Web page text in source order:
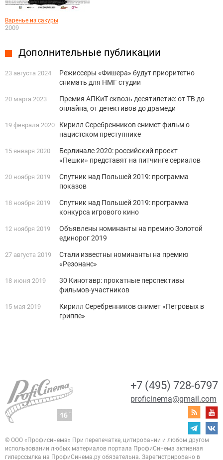
Варенье из сакуры
2009
Дополнительные публикации
23 августа 2024
Режиссеры «Фишера» будут приоритетно
снимать для НМГ студии
20 марта 2023
Премия АПКиТ сквозь десятилетие: от ТВ до
онлайна, от детективов до драмеди
19 февраля 2020
Кирилл Серебренников снимет фильм о
нацистском преступнике
15 января 2020
Берлинале 2020: российский проект
«Пешки» представят на питчинге сериалов
20 ноября 2019
Спутник над Польшей 2019: программа
показов
18 ноября 2019
Спутник над Польшей 2019: программа
конкурса игрового кино
12 ноября 2019
Объявлены номинанты на премию Золотой
единорог 2019
27 августа 2019
Стали известны номинанты на премию
«Резонанс»
18 июня 2019
30 Кинотавр: прокатные перспективы
фильмов-участников
15 мая 2019
Кирилл Серебренников снимет «Петровых в
гриппе»
+7 (495) 728-6797
proficinema@gmail.com
© ООО «Профисинема» При перепечатке, цитировании и любом другом
использовании любых материалов портала ПрофиСинема активная
гиперссылка на ПрофиСинема.ру обязательна. Зарегистрировано в